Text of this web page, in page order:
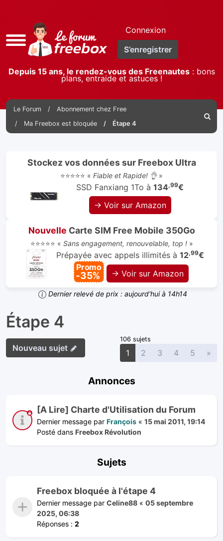
Accès
rapide
Connexion
S’enregistrer
Depuis 15 ans, le rendez-vous des Freenautes: bons
plans, entraide et astuces !
Le Forum
Abonnement chez Free
Ma Freebox est bloquée
Étape 4
Stockez vos données sur Freebox Ultra
⭐⭐⭐⭐⭐ « Fiable et Rapide! 👌»
SSD Fanxiang 1To à 134,99€
→ Voir sur Amazon
Nouvelle Carte SIM Free Mobile 350Go
⭐⭐⭐⭐⭐ « Sans engagement, renouvelable, top !»
Prépayée avec appels illimités à 12,99€
Promo
-35% → Voir sur Amazon
Dernier relevé de prix : aujourd'hui à 14h14
Étape 4
Nouveau sujet
106 sujets
1 2 3 4 5 »
Annonces
[A Lire] Charte d'Utilisation du Forum
Dernier message par François « 15 mai 2011, 19:14
Posté dans Freebox Révolution
Sujets
Freebox bloquée à l'étape 4
Dernier message par Celine88 « 05 septembre
2025, 06:38
Réponses : 2